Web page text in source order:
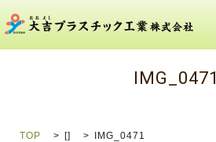
IMG_0471
TOP [] IMG_0471